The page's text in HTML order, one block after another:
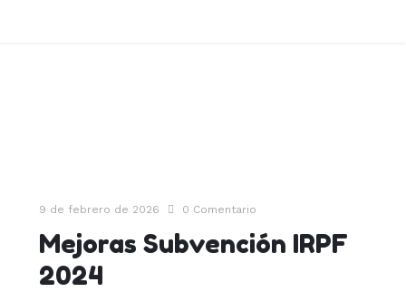
9 de febrero de 2026 0 Comentario
Mejoras Subvención IRPF
2024